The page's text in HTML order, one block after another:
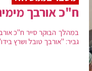
ח"כ אורבך
במהלך הבוקר סייר ח"כ
גביר: "אורבך טובל ושרץ